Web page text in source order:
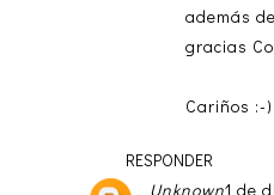
además
gracias
Cariños :-)
RESPONDER
Unknown1 de